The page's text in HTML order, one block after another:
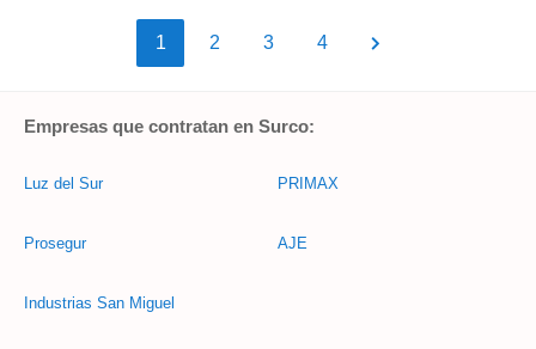
1 2 3 4
Empresas que contratan en Surco:
Luz del Sur
Prosegur
Industrias San Miguel
PRIMAX
AJE